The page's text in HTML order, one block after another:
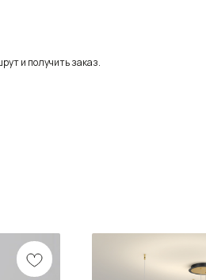
и получить заказ.